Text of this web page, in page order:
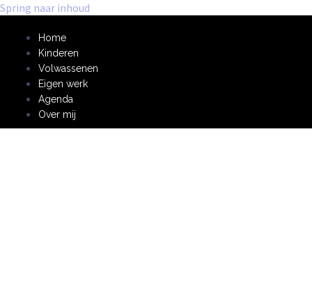
Spring naar inhoud
Home
Kinderen
Volwassenen
Eigen werk
Agenda
Over mij